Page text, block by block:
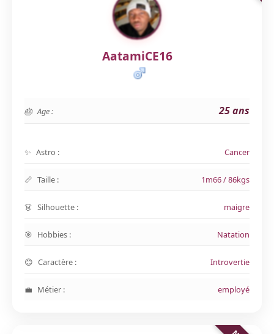
AatamiCE16
Age : 25 ans
Astro : Cancer
Taille : 1m66 / 86kgs
Silhouette : maigre
Hobbies : Natation
Caractère : Introvertie
Métier : employé